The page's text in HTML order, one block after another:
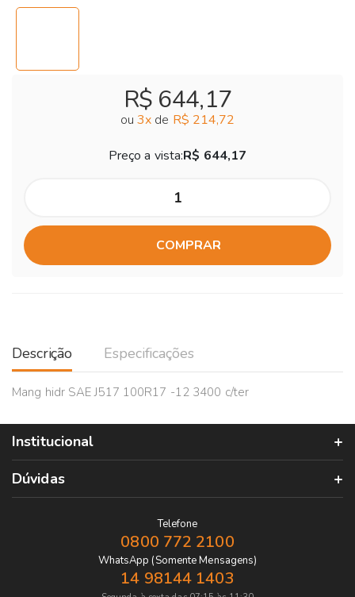
R$ 644,17
ou 3x de R$ 214,72
Preço a vista:R$ 644,17
COMPRAR
Descrição Especificações
Mang hidr SAE J517 100R17 -12 3400 c/ter
Institucional
Dúvidas
Telefone
0800 772 2100
WhatsApp (Somente Mensagens)
14 98144 1403